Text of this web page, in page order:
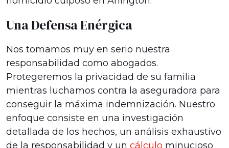
Una Defensa Enérgica
Nos tomamos muy en serio nuestra
responsabilidad como abogados.
Protegeremos la privacidad de su familia
mientras luchamos contra la aseguradora para
conseguir la máxima indemnización. Nuestro
enfoque consiste en una investigación
detallada de los hechos, un análisis exhaustivo
de la responsabilidad y un cálculo minucioso